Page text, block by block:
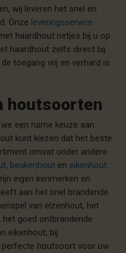
wij leveren het snel en
Onze leveringsservice
haardhout netjes bij u op
haardhout zelfs direct bij
toegang vrij en verhard is
houtsoorten
een ruime keuze aan
kunt kiezen dat het beste
omvat onder andere
, beukenhout en eikenhout.
eigen kenmerken en
aan het snel brandende
van elzenhout, het
goed ontbrandende
eikenhout, bij
perfecte houtsoort voor uw